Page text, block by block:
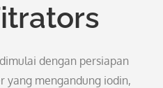
dengan persiapan
yang mengandung iodin,